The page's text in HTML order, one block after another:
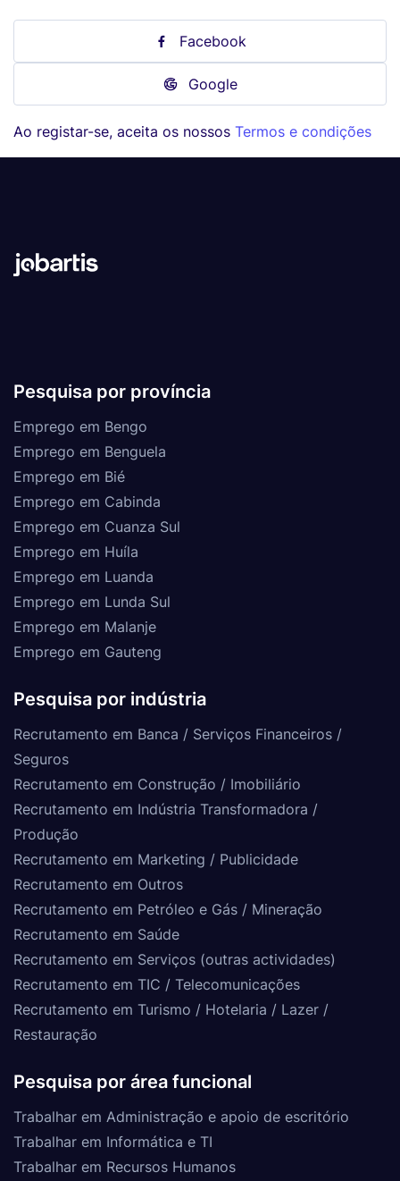
Facebook
Google
Ao registar-se, aceita os nossos Termos e condições
Pesquisa por província
Emprego em Bengo
Emprego em Benguela
Emprego em Bié
Emprego em Cabinda
Emprego em Cuanza Sul
Emprego em Huíla
Emprego em Luanda
Emprego em Lunda Sul
Emprego em Malanje
Emprego em Gauteng
Pesquisa por indústria
Recrutamento em Banca / Serviços Financeiros /
Seguros
Recrutamento em Construção / Imobiliário
Recrutamento em Indústria Transformadora /
Produção
Recrutamento em Marketing / Publicidade
Recrutamento em Outros
Recrutamento em Petróleo e Gás / Mineração
Recrutamento em Saúde
Recrutamento em Serviços (outras actividades)
Recrutamento em TIC / Telecomunicações
Recrutamento em Turismo / Hotelaria / Lazer /
Restauração
Pesquisa por área funcional
Trabalhar em Administração e apoio de escritório
Trabalhar em Informática e TI
Trabalhar em Recursos Humanos